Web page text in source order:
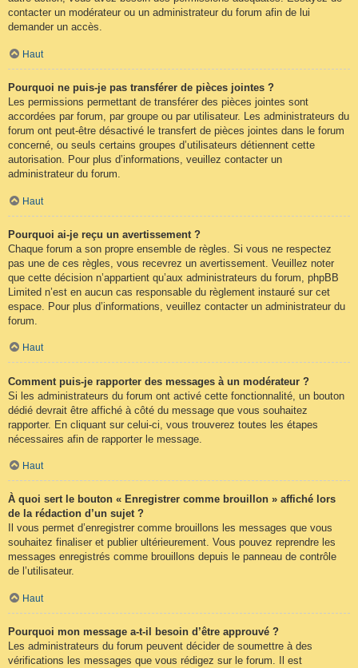
contacter un modérateur ou un administrateur du forum afin de lui
demander un accès.
Haut
Pourquoi ne puis-je pas transférer de pièces jointes ?
Les permissions permettant de transférer des pièces jointes sont
accordées par forum, par groupe ou par utilisateur. Les administrateurs du
forum ont peut-être désactivé le transfert de pièces jointes dans le forum
concerné, ou seuls certains groupes d’utilisateurs détiennent cette
autorisation. Pour plus d’informations, veuillez contacter un
administrateur du forum.
Haut
Pourquoi ai-je reçu un avertissement ?
Chaque forum a son propre ensemble de règles. Si vous ne respectez
pas une de ces règles, vous recevrez un avertissement. Veuillez noter
que cette décision n’appartient qu’aux administrateurs du forum, phpBB
Limited n’est en aucun cas responsable du règlement instauré sur cet
espace. Pour plus d’informations, veuillez contacter un administrateur du
forum.
Haut
Comment puis-je rapporter des messages à un modérateur ?
Si les administrateurs du forum ont activé cette fonctionnalité, un bouton
dédié devrait être affiché à côté du message que vous souhaitez
rapporter. En cliquant sur celui-ci, vous trouverez toutes les étapes
nécessaires afin de rapporter le message.
Haut
À quoi sert le bouton « Enregistrer comme brouillon » affiché lors
de la rédaction d’un sujet ?
Il vous permet d’enregistrer comme brouillons les messages que vous
souhaitez finaliser et publier ultérieurement. Vous pouvez reprendre les
messages enregistrés comme brouillons depuis le panneau de contrôle
de l’utilisateur.
Haut
Pourquoi mon message a-t-il besoin d’être approuvé ?
Les administrateurs du forum peuvent décider de soumettre à des
vérifications les messages que vous rédigez sur le forum. Il est